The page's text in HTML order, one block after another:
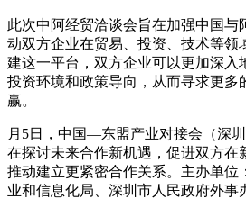
此次中阿经贸洽谈会旨在加强中国与
动双方企业在贸易、投资、技术等领
建这一平台，双方企业可以更加深入
投资环境和政策导向，从而寻求更多
赢。
月5日，中国—东盟产业对接会（深
在探讨未来合作新机遇，促进双方在
推动建立更紧密合作关系。主办单位
业和信息化局、深圳市人民政府外事